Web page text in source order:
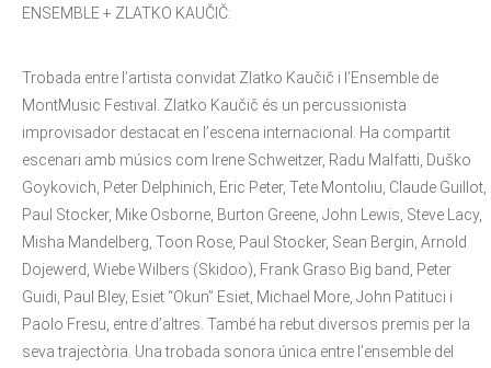
ENSEMBLE + ZLATKO KAUČIČ:
Trobada entre l’artista convidat Zlatko Kaučič i l’Ensemble de
MontMusic Festival. Zlatko Kaučič és un percussionista
improvisador destacat en l’escena internacional. Ha compartit
escenari amb músics com Irene Schweitzer, Radu Malfatti, Duško
Goykovich, Peter Delphinich, Eric Peter, Tete Montoliu, Claude Guillot,
Paul Stocker, Mike Osborne, Burton Greene, John Lewis, Steve Lacy,
Misha Mandelberg, Toon Rose, Paul Stocker, Sean Bergin, Arnold
Dojewerd, Wiebe Wilbers (Skidoo), Frank Graso Big band, Peter
Guidi, Paul Bley, Esiet “Okun” Esiet, Michael More, John Patituci i
Paolo Fresu, entre d’altres. També ha rebut diversos premis per la
seva trajectòria. Una trobada sonora única entre l’ensemble del